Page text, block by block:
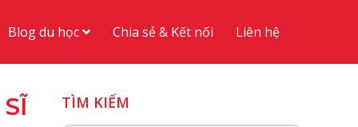
Blog du học Chia sẻ & Kết nối Liên hệ
TÌM KIẾM